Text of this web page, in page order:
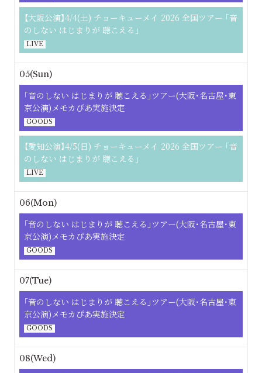
【大阪公演】4/4(土) チョーキューメイ 2026 全国ツアー ｢音
のしない はじまりが 聴こえる｣
LIVE
05(Sun)
｢⾳のしない はじまりが 聴こえる｣ツアー(大阪･名古屋･東
京公演)メモカぴあ実施決定
GOODS
【愛知公演】4/5(日) チョーキューメイ 2026 全国ツアー ｢音
のしない はじまりが 聴こえる｣
LIVE
06(Mon)
｢⾳のしない はじまりが 聴こえる｣ツアー(大阪･名古屋･東
京公演)メモカぴあ実施決定
GOODS
07(Tue)
｢⾳のしない はじまりが 聴こえる｣ツアー(大阪･名古屋･東
京公演)メモカぴあ実施決定
GOODS
08(Wed)